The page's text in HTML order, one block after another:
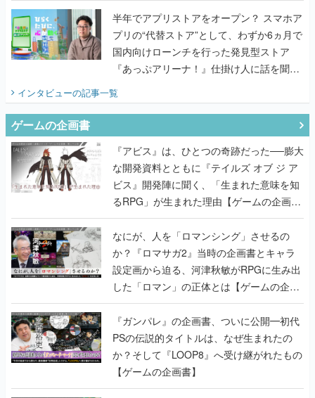
半年でアプリストアをオープン？ スマホア
プリの“代替ストア”として、わずか6ヵ月で
国内向けローンチを行った発見型ストア
『あっぷアリーナ！』仕掛け人に話を聞い
てみた
インタビューの記事一覧
ゲームの企画書
『アビス』は、ひとつの奇跡だった──膨大
な開発資料とともに『テイルズ オブ ジ ア
ビス』開発陣に聞く、「生まれた意味を知
るRPG」が生まれた理由【ゲームの企画
書】
なにが、人を「ロマンシング」させるの
か？『ロマサガ2』当時の企画書とキャラ
設定画から迫る、河津秋敏がRPGに生み出
した「ロマン」の正体とは【ゲームの企画
書】
『ガンパレ』の企画書、ついに公開━初代
PSの伝説的タイトルは、なぜ生まれたの
か？そして『LOOP8』へ受け継がれたもの
【ゲームの企画書】